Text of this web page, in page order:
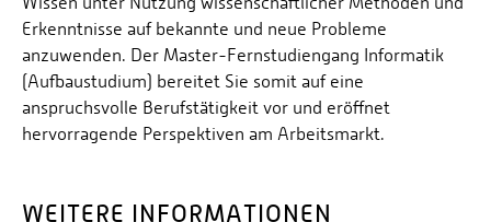
Erkenntnisse auf bekannte und neue Probleme
anzuwenden. Der Master-Fernstudiengang Informatik
(Aufbaustudium) bereitet Sie somit auf eine
anspruchsvolle Berufstätigkeit vor und eröffnet
hervorragende Perspektiven am Arbeitsmarkt.
WEITERE INFORMATIONEN